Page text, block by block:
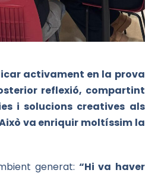
activament en la prova
reflexió, compartint
i solucions creatives als
va enriquir moltíssim la
generat:“Hi va haver